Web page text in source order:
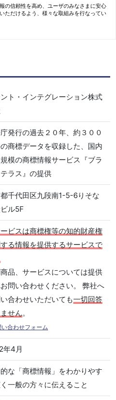
の信頼性を高め、ユーザのみなさまに安心
ただけるよう、様々な取組みを行なってい
ト・インテグレーション株式
発行の過去２０年、約３００
商標データを収録した、国内
模の商標情報サービス『ブラ
ラス』の提供
千代田区九段南1-5-6りそな
ル5F
ビスは商標権等の知的財産権
る情報を提供するサービスで
品、サービスについては提供
問い合わせください。 弊社へ
合わせいただいても一切回答
せん。
い合わせフォーム
年4月
な「商標情報」をわかりやす
く一般の方々に伝えること